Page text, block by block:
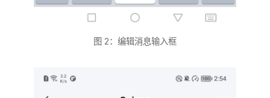
图 2：编辑消息输入框